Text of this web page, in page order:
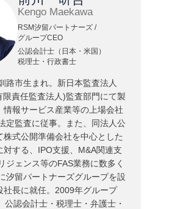
Kengo Maekawa
RSM汐留パートナーズ /
グループCEO
公認会計士（日本・米国）
税理士・行政書士
路市生まれ。新日本監査法人
限責任監査法人)監査部門にて製
情報サービス産業等の上場会社
定監査に従事。また、同法人公
株式公開準備会社を中心とした
対する、IPO支援、M&A関連支
ジェンス等のFAS業務に数多く
汐留パートナーズグループを設
社長に就任。2009年グループ
公認会計士・税理士・弁護士・